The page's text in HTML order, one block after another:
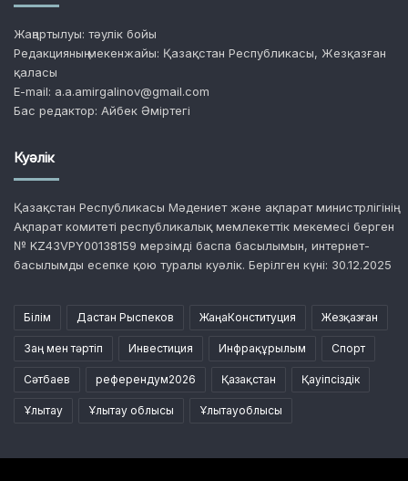
Жаңартылуы: тәулік бойы
Редакцияның мекенжайы: Қазақстан Республикасы, Жезқазған
қаласы
E-mail: a.a.amirgalinov@gmail.com
Бас редактор: Айбек Әміртегі
Куәлік
Қазақстан Республикасы Мәдениет және ақпарат министрлігінің
Ақпарат комитеті республикалық мемлекеттік мекемесі берген
№ KZ43VPY00138159 мерзімді баспа басылымын, интернет-
басылымды есепке қою туралы куәлік. Берілген күні: 30.12.2025
Білім Дастан Рыспеков ЖаңаКонституция Жезқазған
Заң мен тәртіп Инвестиция Инфрақұрылым Спорт
Сәтбаев референдум2026 Қазақстан Қауіпсіздік
Ұлытау Ұлытау облысы Ұлытауоблысы